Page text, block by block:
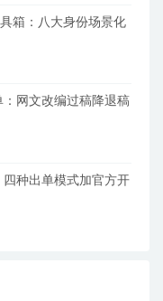
箱：八大身份场景化
网文改编过稿降退稿
种出单模式加官方开